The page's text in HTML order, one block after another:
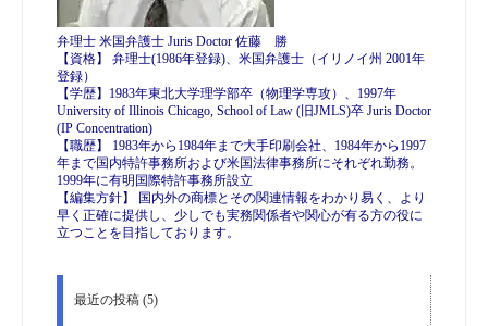
弁理士 米国弁護士 Juris Doctor 佐藤 勝
【資格】 弁理士(1986年登録)、米国弁護士（イリノイ州 2001年
登録）
【学歴】1983年東北大学理学部卒（物理学専攻）、1997年
University of Illinois Chicago, School of Law (旧JMLS)卒 Juris Doctor
(IP Concentration)
【職歴】 1983年から1984年まで大手印刷会社、1984年から1997
年まで国内特許事務所および米国法律事務所にそれぞれ勤務。
1999年に有明国際特許事務所設立
【編集方針】 国内外の商標とその関連情報をわかり易く、より
早く正確に提供し、少しでも実務関係者や関心が有る方の役に
立つことを目指しております。
最近の投稿 (5)